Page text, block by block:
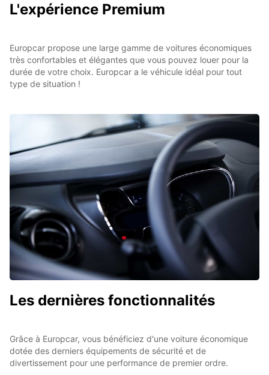
L'expérience Premium
Europcar propose une large gamme de voitures économiques
très confortables et élégantes que vous pouvez louer pour la
durée de votre choix. Europcar a le véhicule idéal pour tout
type de situation !
Les dernières fonctionnalités
Grâce à Europcar, vous bénéficiez d'une voiture économique
dotée des derniers équipements de sécurité et de
divertissement pour une performance de premier ordre.